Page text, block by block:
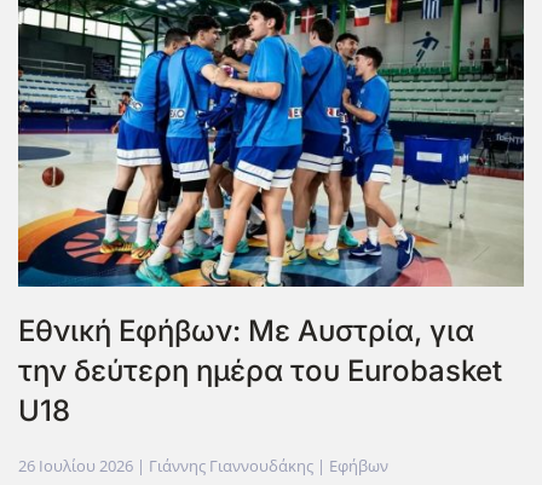
Εθνική Εφήβων: Με Αυστρία, για
την δεύτερη ημέρα του Eurobasket
U18
26 Ιουλίου 2026 | Γιάννης Γιαννουδάκης | Εφήβων